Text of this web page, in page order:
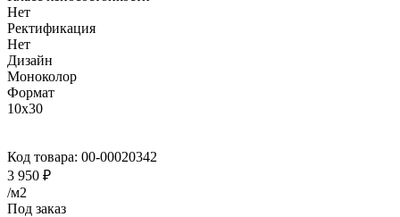
Нет
Ректификация
Нет
Дизайн
Моноколор
Формат
10x30
Код товара: 00-00020342
3 950 ₽
/м2
Под заказ